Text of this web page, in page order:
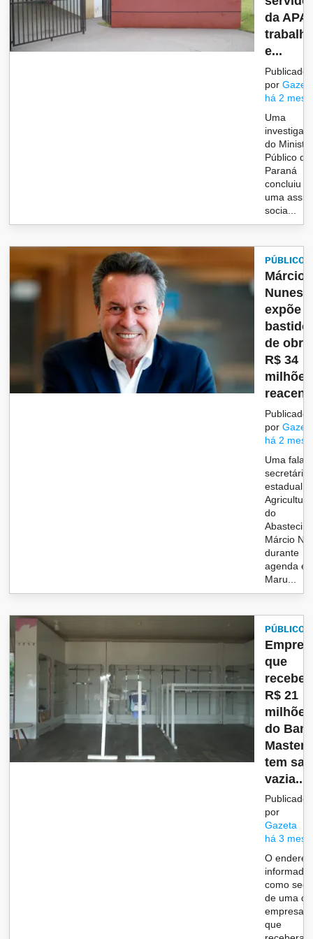
da
e...
Publicado
por
há 2
Uma
do
Público do
Paraná
concluiu
uma
socia...
PÚBLICO
Márcio
Nunes
expõe
de obra
R$ 34
Publicado
por
há 2
Uma fala
secretário
estadual
do
Márcio
durante
agenda
Maru...
PÚBLICO
que
recebeu
R$ 21
milhões
do
Master
tem
vazia...
Publicado
por
Gazeta
há 3
O
informado
como
de uma
empresas
que